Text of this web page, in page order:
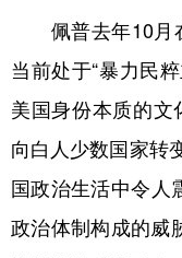
佩普去年10月在
当前处于“暴力民
美国身份本质的
向白人少数国家转
国政治生活中令人
政治体制构成的威